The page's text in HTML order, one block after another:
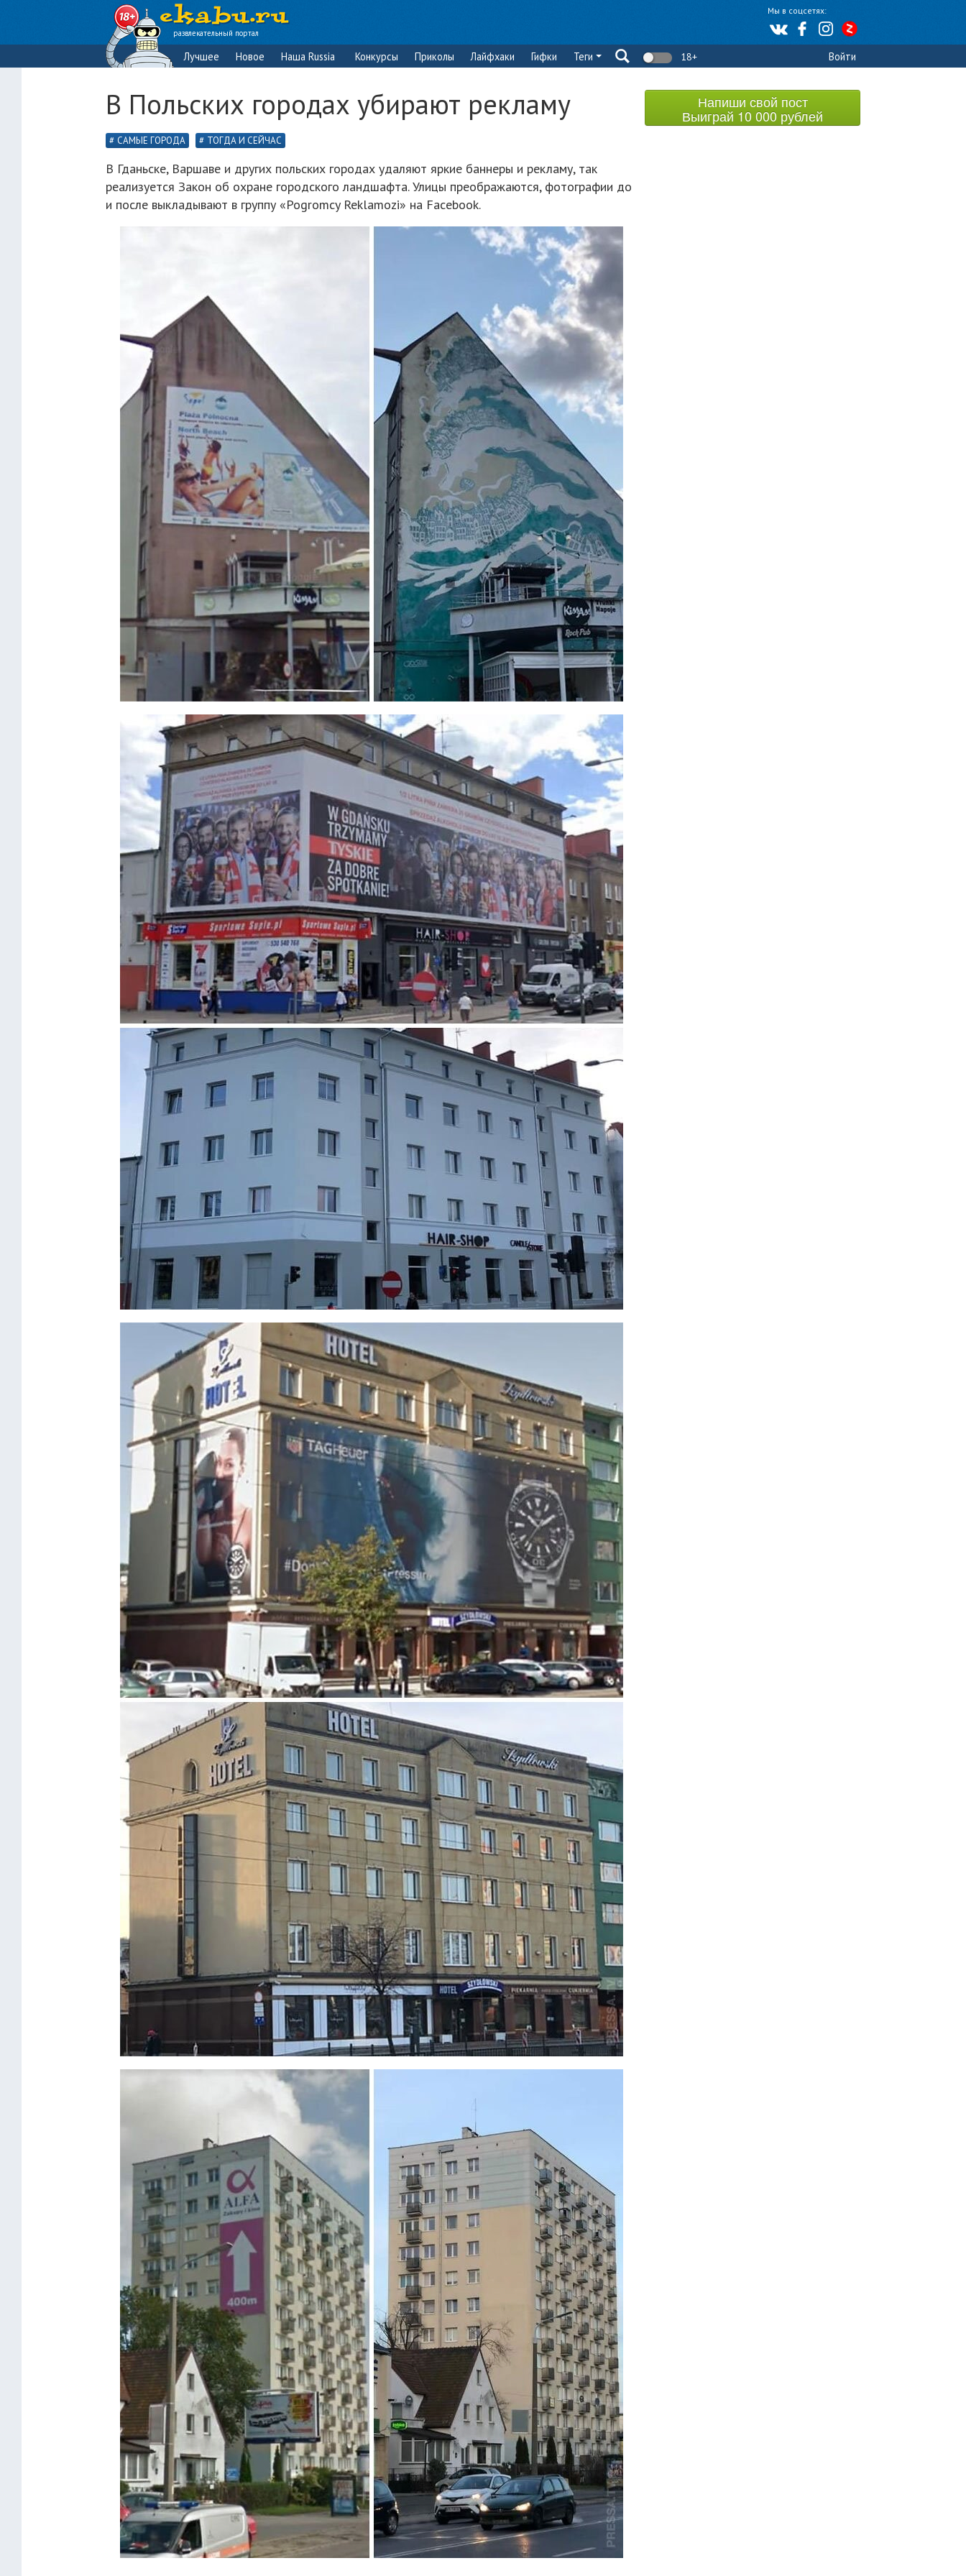
Мы в соцсетях:
развлекательный портал
Лучшее Новое Наша Russia Конкурсы Приколы Лайфхаки Гифки Теги 18+ Войти
В Польских городах убирают рекламу
САМЫЕ ГОРОДА ТОГДА И СЕЙЧАС
В Гданьске, Варшаве и других польских городах удаляют яркие баннеры и рекламу, так
реализуется Закон об охране городского ландшафта. Улицы преображаются, фотографии до
и после выкладывают в группу «Pogromcy Reklamozi» на Facebook.
Напиши свой пост
Выиграй 10 000 рублей